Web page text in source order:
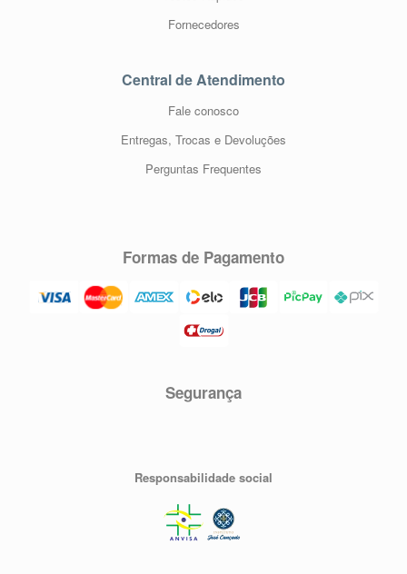
Fornecedores
Central de Atendimento
Fale conosco
Entregas, Trocas e Devoluções
Perguntas Frequentes
Formas de Pagamento
Segurança
Responsabilidade social